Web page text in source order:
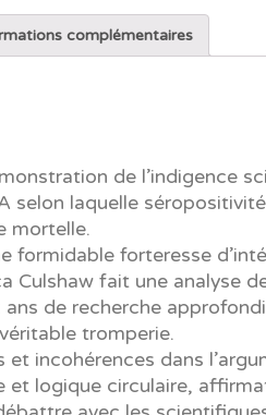
complémentaires
de l’indigence
selon laquelle
mortelle.
formidable forteresse
Culshaw fait une analyse
de recherche
tromperie.
et incohérences dans
et logique circulaire,